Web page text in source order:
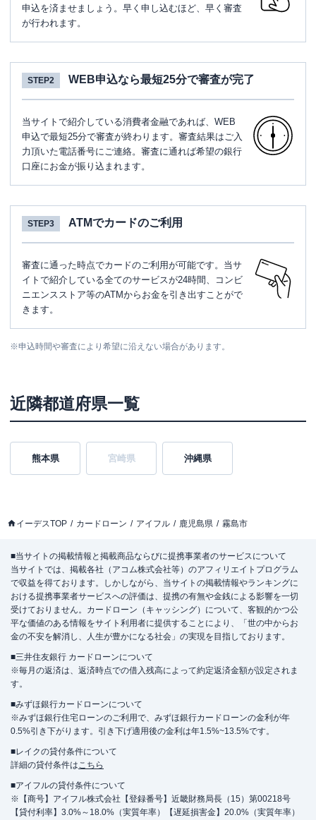
申込を済ませましょう。早く申し込むほど、早く審査
が行われます。
STEP2 WEB申込なら最短25分で審査が完了
当サイトで紹介している消費者金融であれば、WEB
申込で最短25分で審査が終わります。審査結果はご入
力頂いた電話番号にご連絡。審査に通れば希望の銀行
口座にお金が振り込まれます。
STEP3 ATMでカードのご利用
審査に通った時点でカードのご利用が可能です。当サ
イトで紹介している全てのサービスが24時間、コンビ
ニエンスストア等のATMからお金を引き出すことがで
きます。
※申込時間や審査により希望に沿えない場合があります。
近隣都道府県一覧
熊本県 宮崎県 沖縄県
イーデスTOP カードローン アイフル 鹿児島県 霧島市
■当サイトの掲載情報と掲載商品ならびに提携事業者のサービスについて
当サイトでは、掲載各社（アコム株式会社等）のアフィリエイトプログラム
で収益を得ております。しかしながら、当サイトの掲載情報やランキングに
おける提携事業者サービスへの評価は、提携の有無や金銭による影響を一切
受けておりません。カードローン（キャッシング）について、客観的かつ公
平な価値のある情報をサイト利用者に提供することにより、「世の中からお
金の不安を解消し、人生が豊かになる社会」の実現を目指しております。
■三井住友銀行 カードローンについて
※毎月の返済は、返済時点での借入残高によって約定返済金額が設定されま
す。
■みずほ銀行カードローンについて
※みずほ銀行住宅ローンのご利用で、みずほ銀行カードローンの金利が年
0.5%引き下がります。引き下げ適用後の金利は年1.5%~13.5%です。
■レイクの貸付条件について
詳細の貸付条件はこちら
■アイフルの貸付条件について
※【商号】アイフル株式会社【登録番号】近畿財務局長（15）第00218号
【貸付利率】3.0%～18.0%（実質年率）【遅延損害金】20.0%（実質年率）